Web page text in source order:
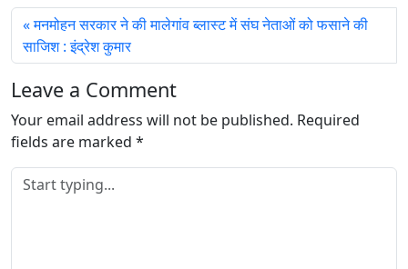
d
i
n
…
मनमोहन सरकार ने की मालेगांव ब्लास्ट में संघ नेताओं को फसाने की
साजिश : इंद्रेश कुमार
Leave a Comment
Your email address will not be published. Required
fields are marked *